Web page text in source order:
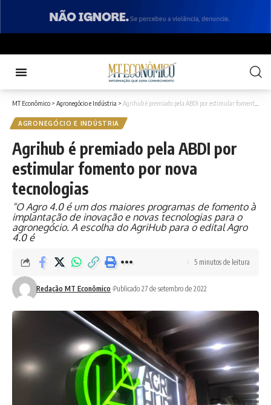
MT Econômico > Agronegócio e Indústria > Agrihub é premiado pela ABDI por estimular fomento por nova tecnologias
AGRONEGÓCIO E INDÚSTRIA
Agrihub é premiado pela ABDI por
estimular fomento por nova
tecnologias
“O Agro 4.0 é um dos maiores programas de fomento à
implantação de inovação e novas tecnologias para o
agronegócio. A escolha do AgriHub para o edital Agro
4.0 é
Redação MT Econômico Publicado 27 de setembro de 2022
5 minutos de leitura